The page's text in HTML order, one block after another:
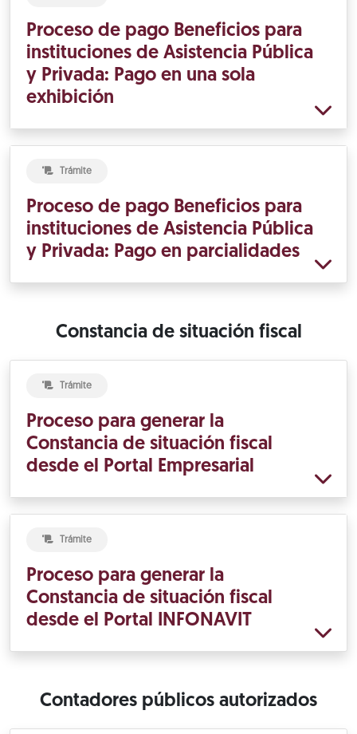
Proceso de pago Beneficios para
instituciones de Asistencia Pública
y Privada: Pago en una sola
exhibición
Trámite
Proceso de pago Beneficios para
instituciones de Asistencia Pública
y Privada: Pago en parcialidades
Constancia de situación fiscal
Trámite
Proceso para generar la
Constancia de situación fiscal
desde el Portal Empresarial
Trámite
Proceso para generar la
Constancia de situación fiscal
desde el Portal INFONAVIT
Contadores públicos autorizados